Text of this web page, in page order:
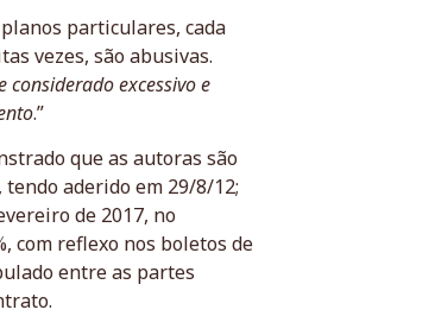
particulares, cada
vezes, são abusivas.
excessivo e
.”
que as autoras são
aderido em 29/8/12;
de 2017, no
com reflexo nos boletos de
entre as partes